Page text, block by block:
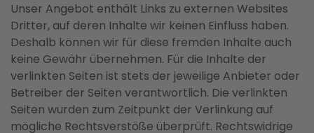
Unser Angebot enthält Links zu externen Websites
Dritter, auf deren Inhalte wir keinen Einfluss haben.
Deshalb können wir für diese fremden Inhalte auch
keine Gewähr übernehmen. Für die Inhalte der
verlinkten Seiten ist stets der jeweilige Anbieter oder
Betreiber der Seiten verantwortlich. Die verlinkten
Seiten wurden zum Zeitpunkt der Verlinkung auf
mögliche Rechtsverstöße überprüft. Rechtswidrige